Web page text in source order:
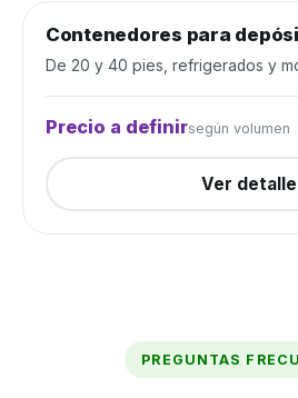
Depósito y construcción
Contenedores para
De 20 y 40 pies, refrigerados y
Precio a definirsegún volumen
Ver detalle
PREGUNTAS